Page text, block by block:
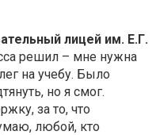
лицей им. Е.Г.
решил – мне нужна
на учебу. Было
но я смог.
за то, что
любой, кто